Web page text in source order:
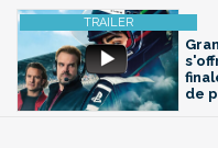
de